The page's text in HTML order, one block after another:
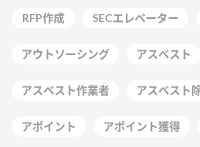
RFP作成 SECエレベーター
アウトソーシング アスベスト
アスベスト作業者 アスベスト
アポイント アポイント獲得